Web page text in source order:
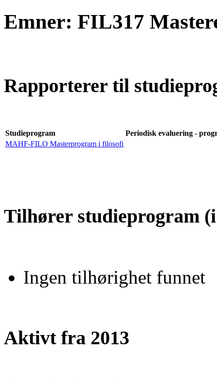
Emner: FIL317
Rapporterer til
Studieprogram
Periodisk evaluering -
MAHF-FILO Masterprogram i filosofi
Tilhører studieprogram
Ingen tilhørighet funnet
Aktivt fra 2013